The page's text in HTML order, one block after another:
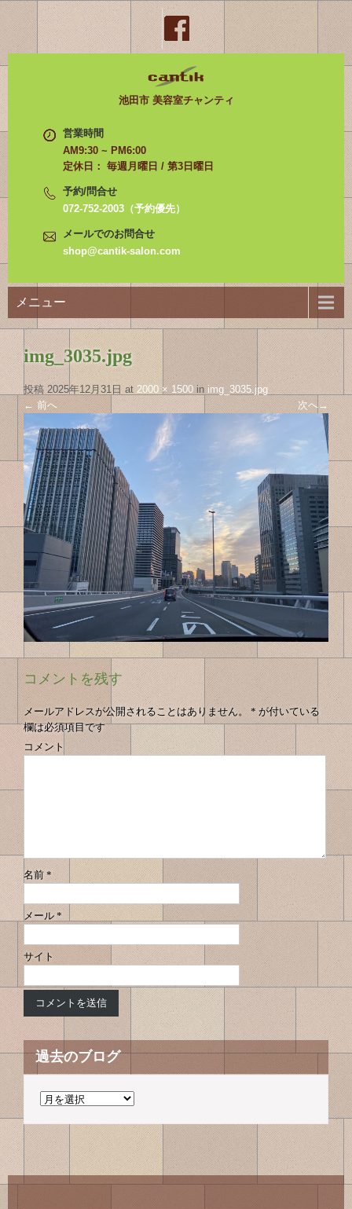
池田市 美容室チャンティ
営業時間
AM9:30 ~ PM6:00
定休日： 毎週月曜日 / 第3日曜日
予約/問合せ
072-752-2003（予約優先）
メールでのお問合せ
shop@cantik-salon.com
メニュー
img_3035.jpg
投稿2025年12月31日 at 2000 × 1500 in img_3035.jpg
← 前へ 次へ→
コメントを残す
メールアドレスが公開されることはありません。 *が付いている
欄は必須項目です
コメント
名前 *
メール *
サイト
過去のブログ
過
の
ロ
グ